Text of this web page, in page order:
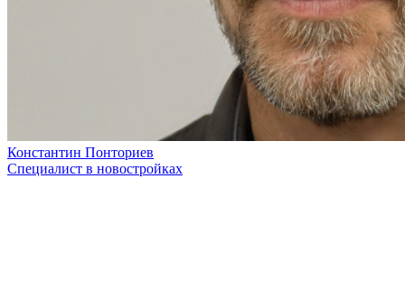
Константин Понториев
Специалист в новостройках